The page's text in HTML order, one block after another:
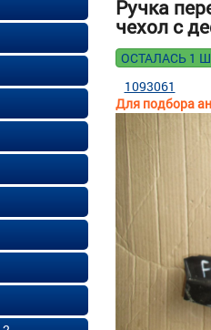
Ручка
чехол с
ОСТАЛАСЬ 1
Для подбора
1093061